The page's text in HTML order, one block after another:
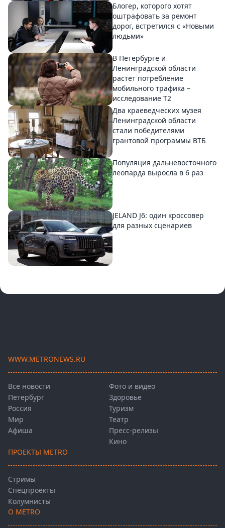
Блогер, которого хотят
оштрафовать за ремонт
дорог, встретился с «Новыми
людьми»
В Петербурге и
Ленинградской области
растет потребление
мобильного трафика –
исследование T2
Два краеведческих музея
Ленинградской области
стали победителями
грантовой программы ВТБ
Популяция дальневосточного
леопарда выросла в 6 раз
JELAND J6: один кроссовер
для разных сценариев
WWW.METRONEWS.RU
Все новости
Петербург
Россия
Мир
Афиша
Фото и видео
Здоровье
Туризм
Театр
Пресс-релизы
Кино
ПРОЕКТЫ METRO
Стримы
Спецпроекты
Колумнисты
О METRO